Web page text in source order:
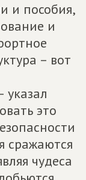
и пособия,
и
– вот
указал
это
сражаются
чудеса